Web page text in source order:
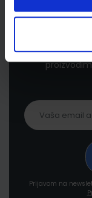
Prijavite se
Prijavom na